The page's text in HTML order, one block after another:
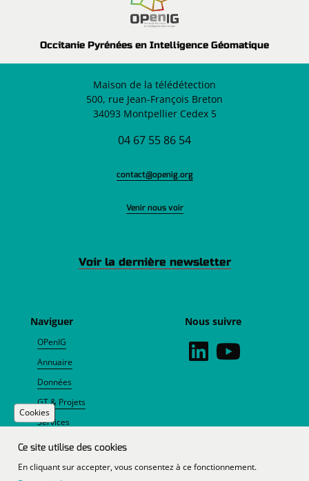
Occitanie Pyrénées en Intelligence Géomatique
Naviguer
OPenIG
Annuaire
Données
GT & Projets
Services
Agenda
Maison de la télédétection
500, rue Jean-François Breton
34093 Montpellier Cedex 5
04 67 55 86 54
contact@openig.org
Venir nous voir
Nous suivre
Voir la dernière newsletter
Cookies
Ce site utilise des cookies
En cliquant sur accepter, vous consentez à ce fonctionnement.